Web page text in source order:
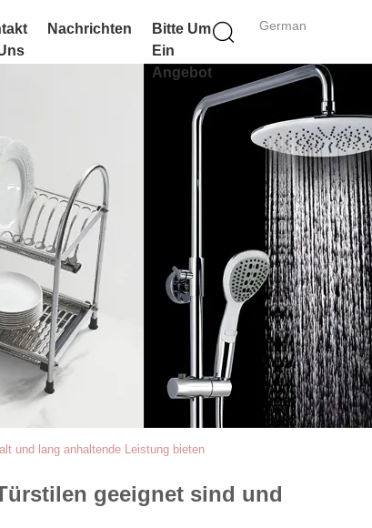
German
Nachrichten
Bitte Um
Ein
Angebot
und lang anhaltende Leistung bieten
geeignet sind und